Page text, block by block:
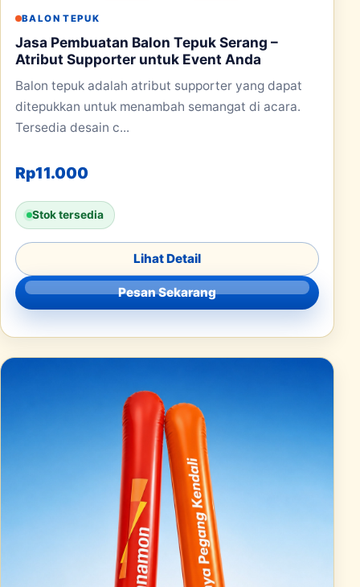
BALON TEPUK
Jasa Pembuatan Balon Tepuk Serang –
Atribut Supporter untuk Event Anda
Balon tepuk adalah atribut supporter yang dapat
ditepukkan untuk menambah semangat di acara.
Tersedia desain c...
Rp11.000
Stok tersedia
Lihat Detail
Pesan Sekarang